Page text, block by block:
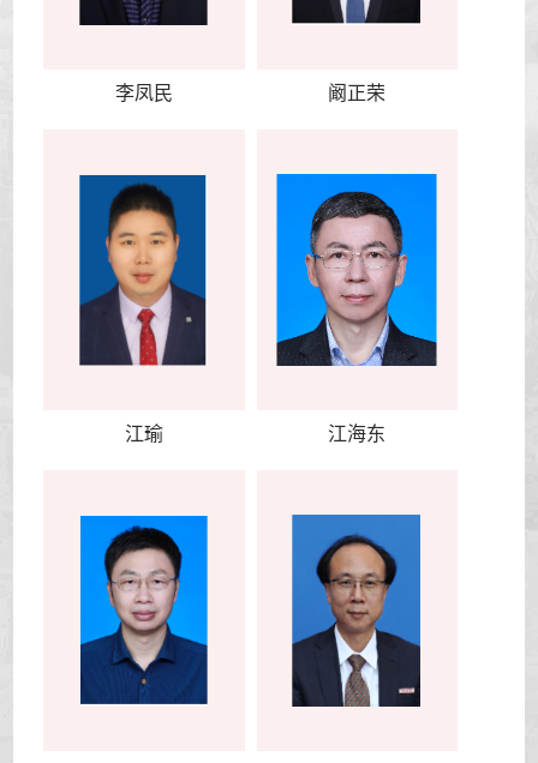
李凤民 阚正荣
江瑜 江海东